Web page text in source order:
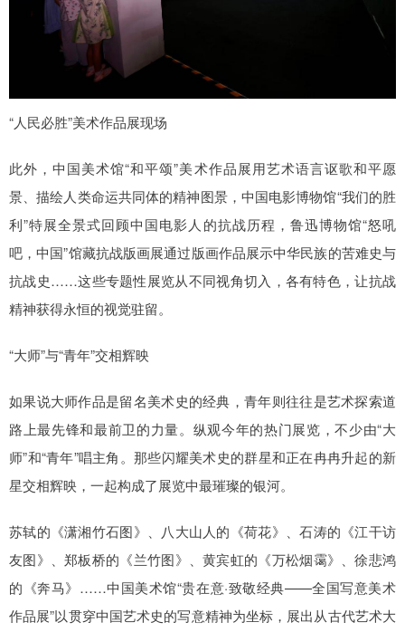
“人民必胜”美术作品展现场
此外，中国美术馆“和平颂”美术作品展用艺术语言讴歌和平愿
景、描绘人类命运共同体的精神图景，中国电影博物馆“我们的胜
利”特展全景式回顾中国电影人的抗战历程，鲁迅博物馆“怒吼
吧，中国”馆藏抗战版画展通过版画作品展示中华民族的苦难史与
抗战史……这些专题性展览从不同视角切入，各有特色，让抗战
精神获得永恒的视觉驻留。
“大师”与“青年”交相辉映
如果说大师作品是留名美术史的经典，青年则往往是艺术探索道
路上最先锋和最前卫的力量。纵观今年的热门展览，不少由“大
师”和“青年”唱主角。那些闪耀美术史的群星和正在冉冉升起的新
星交相辉映，一起构成了展览中最璀璨的银河。
苏轼的《潇湘竹石图》、八大山人的《荷花》、石涛的《江干访
友图》、郑板桥的《兰竹图》、黄宾虹的《万松烟霭》、徐悲鸿
的《奔马》……中国美术馆“贵在意·致敬经典——全国写意美术
作品展”以贯穿中国艺术史的写意精神为坐标，展出从古代艺术大